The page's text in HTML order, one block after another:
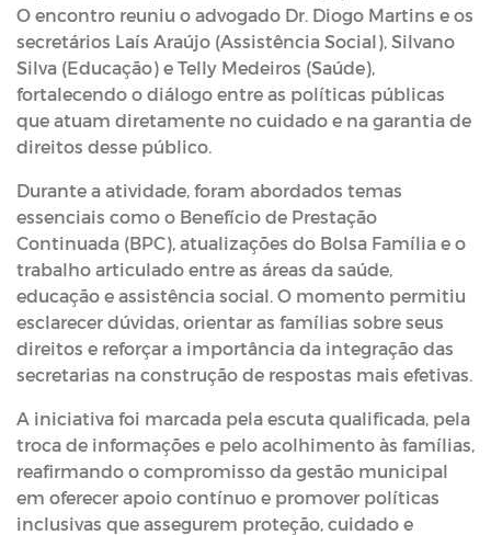
O encontro reuniu o advogado Dr. Diogo Martins e os
secretários Laís Araújo (Assistência Social), Silvano
Silva (Educação) e Telly Medeiros (Saúde),
fortalecendo o diálogo entre as políticas públicas
que atuam diretamente no cuidado e na garantia de
direitos desse público.
Durante a atividade, foram abordados temas
essenciais como o Benefício de Prestação
Continuada (BPC), atualizações do Bolsa Família e o
trabalho articulado entre as áreas da saúde,
educação e assistência social. O momento permitiu
esclarecer dúvidas, orientar as famílias sobre seus
direitos e reforçar a importância da integração das
secretarias na construção de respostas mais efetivas.
A iniciativa foi marcada pela escuta qualificada, pela
troca de informações e pelo acolhimento às famílias,
reafirmando o compromisso da gestão municipal
em oferecer apoio contínuo e promover políticas
inclusivas que assegurem proteção, cuidado e